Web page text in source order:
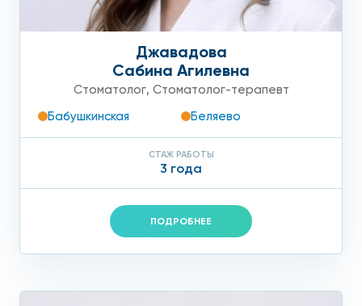
Джавадова
Сабина Агилевна
Стоматолог, Стоматолог-терапевт
Бабушкинская
Беляево
СТАЖ РАБОТЫ
3 года
ПОДРОБНЕЕ